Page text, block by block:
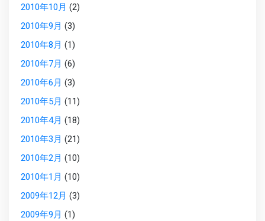
2010年10月 (2)
2010年9月 (3)
2010年8月 (1)
2010年7月 (6)
2010年6月 (3)
2010年5月 (11)
2010年4月 (18)
2010年3月 (21)
2010年2月 (10)
2010年1月 (10)
2009年12月 (3)
2009年9月 (1)